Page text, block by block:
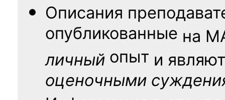
Описания
опубликованные на
личный опыт и
оценочными